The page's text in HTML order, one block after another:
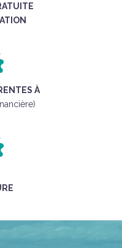
À